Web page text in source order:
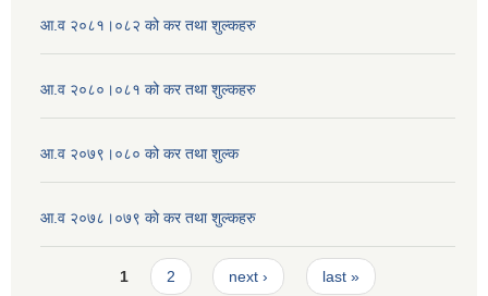
आ.व २०८१।०८२ को कर तथा शुल्कहरु
आ.व २०८०।०८१ को कर तथा शुल्कहरु
आ.व २०७९।०८० को कर तथा शुल्क
आ.व २०७८।०७९ काे कर तथा शुल्कहरु
Pages1 2 next › last »